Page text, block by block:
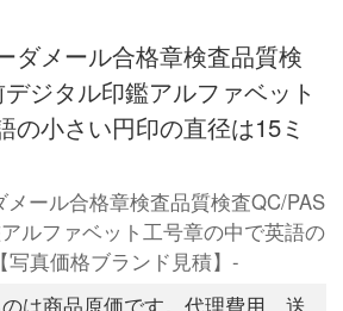
ダメール合格章検査品質検
ジタル印鑑アルファベット
の小さい円印の直径は15ミ
メール合格章検査品質検査QC/PAS
ルファベット工号章の中で英語の
写真価格ブランド見積】-